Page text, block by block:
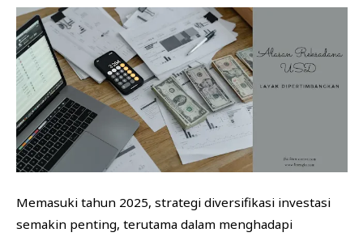
ISLAMPEDIA
PENDIDIKAN
BISNIS
FINANSIAL
Memasuki tahun 2025, strategi diversifikasi investasi
semakin penting, terutama dalam menghadapi